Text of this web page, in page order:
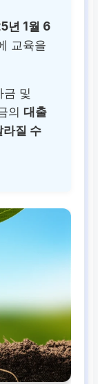
년 1월 6
교육을
금 및
의대출
라질 수